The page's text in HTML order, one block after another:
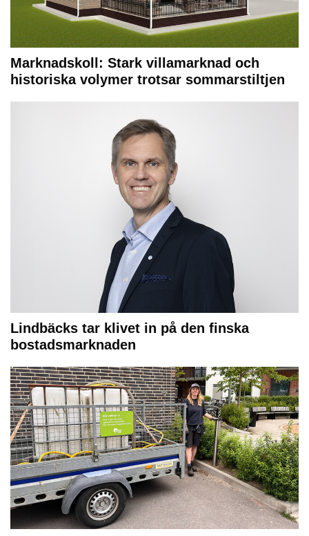
Marknadskoll: Stark villamarknad och
historiska volymer trotsar sommarstiltjen
Lindbäcks tar klivet in på den finska
bostadsmarknaden